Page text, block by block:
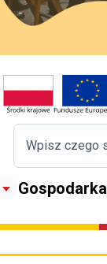
Gospodarka